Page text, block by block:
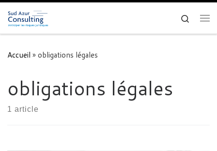
Skip to content Search
Accueil »obligations légales
obligations légales
1 article